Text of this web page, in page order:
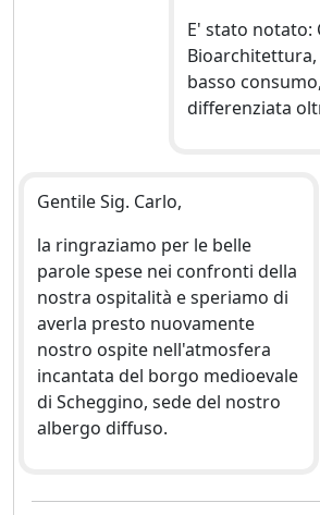
E' stato notato:
Bioarchitettura,
basso
differenziata
Gentile Sig. Carlo,
la ringraziamo per le belle
parole spese nei confronti della
nostra ospitalità e speriamo di
averla presto nuovamente
nostro ospite nell'atmosfera
incantata del borgo medioevale
di Scheggino, sede del nostro
albergo diffuso.